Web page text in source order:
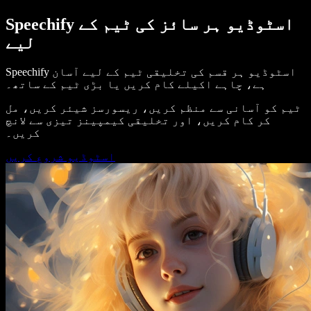
Speechify اسٹوڈیو ہر سائز کی ٹیم کے
لیے
Speechify اسٹوڈیو ہر قسم کی تخلیقی ٹیم کے لیے آسان
ہے، چاہے اکیلے کام کریں یا بڑی ٹیم کے ساتھ۔
ٹیم کو آسانی سے منظم کریں، ریسورسز شیئر کریں، مل
کر کام کریں، اور تخلیقی کیمپینز تیزی سے لانچ
کریں۔
اسٹوڈیو شروع کریں